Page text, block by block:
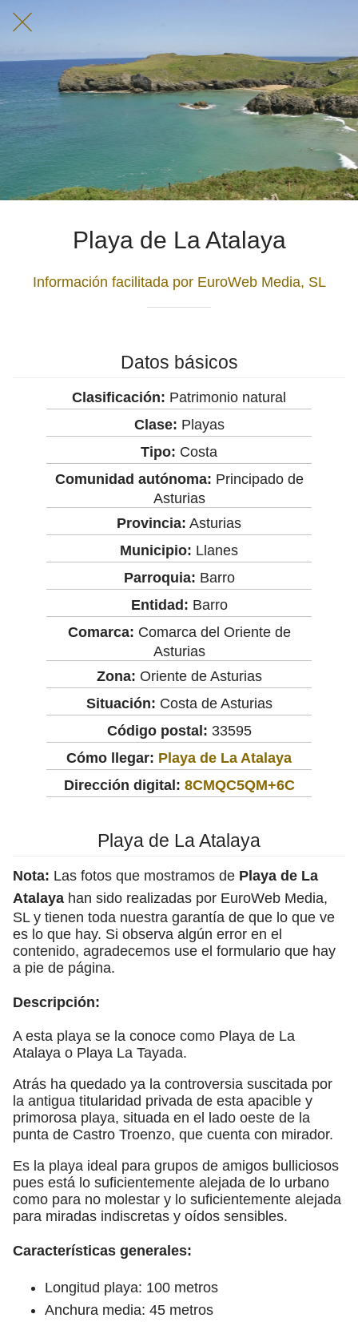
Playa de La Atalaya
Información facilitada por EuroWeb Media, SL
Datos básicos
Clasificación: Patrimonio natural
Clase: Playas
Tipo: Costa
Comunidad autónoma: Principado de
Asturias
Provincia: Asturias
Municipio: Llanes
Parroquia: Barro
Entidad: Barro
Comarca: Comarca del Oriente de
Asturias
Zona: Oriente de Asturias
Situación: Costa de Asturias
Código postal: 33595
Cómo llegar: Playa de La Atalaya
Dirección digital: 8CMQC5QM+6C
Playa de La Atalaya
Nota: Las fotos que mostramos de Playa de La
Atalaya han sido realizadas por EuroWeb Media,
SL y tienen toda nuestra garantía de que lo que ve
es lo que hay. Si observa algún error en el
contenido, agradecemos use el formulario que hay
a pie de página.
Descripción:
A esta playa se la conoce como Playa de La
Atalaya o Playa La Tayada.
Atrás ha quedado ya la controversia suscitada por
la antigua titularidad privada de esta apacible y
primorosa playa, situada en el lado oeste de la
punta de Castro Troenzo, que cuenta con mirador.
Es la playa ideal para grupos de amigos bulliciosos
pues está lo suficientemente alejada de lo urbano
como para no molestar y lo suficientemente alejada
para miradas indiscretas y oídos sensibles.
Características generales:
Longitud playa: 100 metros
Anchura media: 45 metros